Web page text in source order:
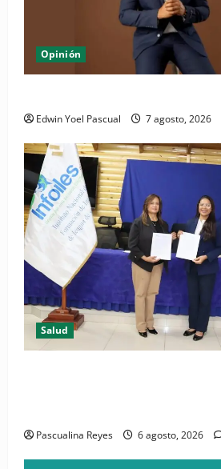
Opinión
Edwin Yoel Pascual 7 agosto, 2026
Salud
Pascualina Reyes 6 agosto, 2026